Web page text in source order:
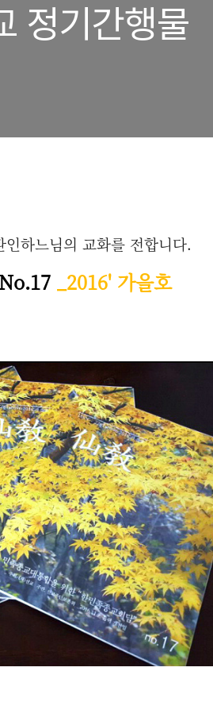
정기간행물
하느님의 교화를 전합니다.
No.17 _2016' 가을호